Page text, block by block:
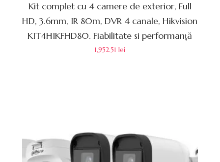
Kit complet cu 4 camere de exterior, Full
HD, 3.6mm, IR 80m, DVR 4 canale, Hikvision
KIT4HIKFHD80. Fiabilitate si performanță
1,952.51lei